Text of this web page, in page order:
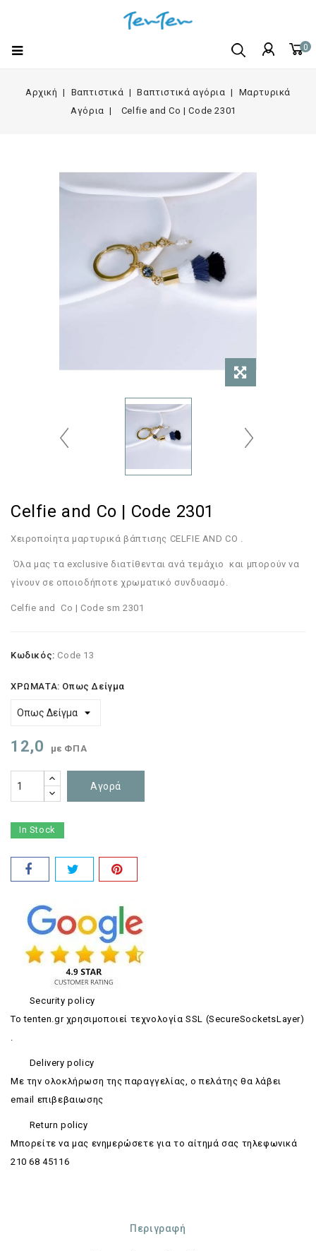
0
Αρχική Βαπτιστικά Βαπτιστικά αγόρια
Μαρτυρικά
Αγόρια
Celfie and Co | Code 2301
Celfie and Co | Code 2301
Χειροποίητα μαρτυρικά βάπτισης CELFIE AND CO .
Όλα μας τα exclusive διατίθενται ανά τεμάχιο και μπορούν να
γίνουν σε οποιοδήποτε χρωματικό συνδυασμό.
Celfie and Co | Code sm 2301
Κωδικός: Code 13
ΧΡΩΜΑΤΑ: Οπως Δείγμα
12,0 με ΦΠΑ
Αγορά
In Stock
Security policy
Το tenten.gr χρησιμοποιεί τεχνολογία SSL (SecureSocketsLayer)
.
Delivery policy
Με την ολοκλήρωση της παραγγελίας, ο πελάτης θα λάβει
email επιβεβαιωσης
Return policy
Mπορείτε να μας ενημερώσετε για το αίτημά σας τηλεφωνικά
210 68 45116
Περιγραφή